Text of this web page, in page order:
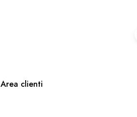
Area clienti